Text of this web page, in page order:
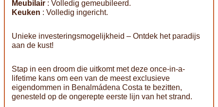
Meubilair : Volledig gemeubileerd.
Keuken : Volledig ingericht.
Unieke investeringsmogelijkheid – Ontdek het paradijs
aan de kust!
Stap in een droom die uitkomt met deze once-in-a-
lifetime kans om een van de meest exclusieve
eigendommen in Benalmádena Costa te bezitten,
genesteld op de ongerepte eerste lijn van het strand.